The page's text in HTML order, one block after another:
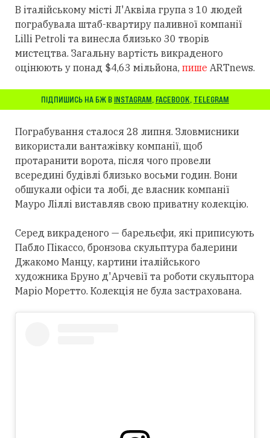
В італійському місті Л'Аквіла група з 10 людей
пограбувала штаб-квартиру паливної компанії
Lilli Petroli та винесла близько 30 творів
мистецтва. Загальну вартість викраденого
оцінюють у понад $4,63 мільйона, пише ARTnews.
ПІДПИШИСЬ НА БЖ В INSTAGRAM, FACEBOOK, TELEGRAM
Пограбування сталося 28 липня. Зловмисники
використали вантажівку компанії, щоб
протаранити ворота, після чого провели
всередині будівлі близько восьми годин. Вони
обшукали офіси та лобі, де власник компанії
Мауро Ліллі виставляв свою приватну колекцію.
Серед викраденого — барельєфи, які приписують
Пабло Пікассо, бронзова скульптура балерини
Джакомо Манцу, картини італійського
художника Бруно д'Арчевії та роботи скульптора
Маріо Моретто. Колекція не була застрахована.